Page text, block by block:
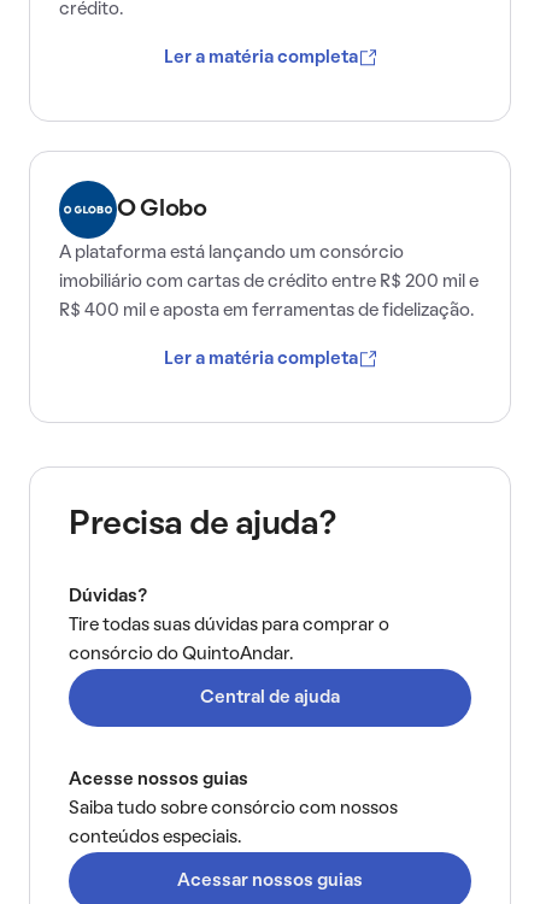
crédito.
Ler a matéria completa
O Globo
A plataforma está lançando um consórcio
imobiliário com cartas de crédito entre R$ 200 mil e
R$ 400 mil e aposta em ferramentas de fidelização.
Ler a matéria completa
Precisa de ajuda?
Dúvidas?
Tire todas suas dúvidas para comprar o
consórcio do QuintoAndar.
Central de ajuda
Acesse nossos guias
Saiba tudo sobre consórcio com nossos
conteúdos especiais.
Acessar nossos guias